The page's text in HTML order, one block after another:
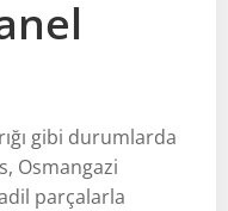
gibi durumlarda
Osmangazi
parçalarla